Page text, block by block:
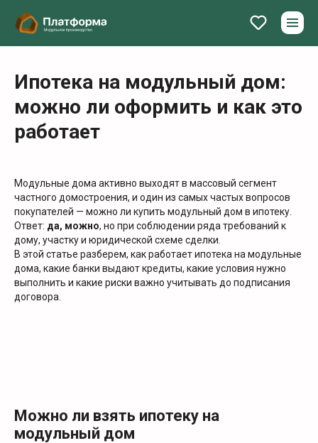
Ипотека на модульный дом:
можно ли оформить и как это
работает
Модульные дома активно выходят в массовый сегмент
частного домостроения, и один из самых частых вопросов
покупателей — можно ли купить модульный дом в ипотеку.
Ответ: да, можно, но при соблюдении ряда требований к
дому, участку и юридической схеме сделки.
В этой статье разберем, как работает ипотека на модульные
дома, какие банки выдают кредиты, какие условия нужно
выполнить и какие риски важно учитывать до подписания
договора.
Можно ли взять ипотеку на
модульный дом